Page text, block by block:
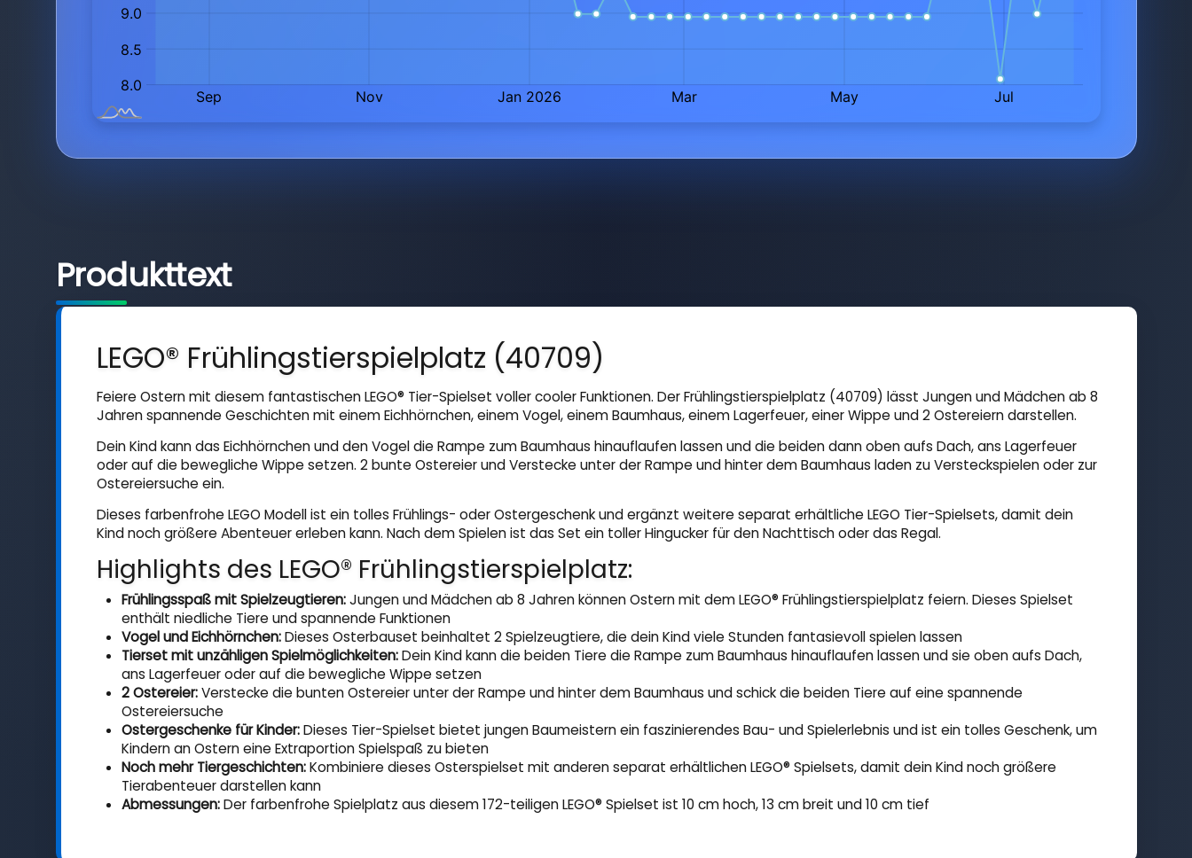
Produkttext
LEGO® Frühlingstierspielplatz (40709)
Feiere Ostern mit diesem fantastischen LEGO® Tier-Spielset voller cooler Funktionen. Der Frühlingstierspielplatz (40709) lässt Jungen und Mädchen ab 8
Jahren spannende Geschichten mit einem Eichhörnchen, einem Vogel, einem Baumhaus, einem Lagerfeuer, einer Wippe und 2 Ostereiern darstellen.
Dein Kind kann das Eichhörnchen und den Vogel die Rampe zum Baumhaus hinauflaufen lassen und die beiden dann oben aufs Dach, ans Lagerfeuer
oder auf die bewegliche Wippe setzen. 2 bunte Ostereier und Verstecke unter der Rampe und hinter dem Baumhaus laden zu Versteckspielen oder zur
Ostereiersuche ein.
Dieses farbenfrohe LEGO Modell ist ein tolles Frühlings- oder Ostergeschenk und ergänzt weitere separat erhältliche LEGO Tier-Spielsets, damit dein
Kind noch größere Abenteuer erleben kann. Nach dem Spielen ist das Set ein toller Hingucker für den Nachttisch oder das Regal.
Highlights des LEGO® Frühlingstierspielplatz:
Frühlingsspaß mit Spielzeugtieren:Jungen und Mädchen ab 8 Jahren können Ostern mit dem LEGO® Frühlingstierspielplatz feiern. Dieses Spielset
enthält niedliche Tiere und spannende Funktionen
Vogel und Eichhörnchen:Dieses Osterbauset beinhaltet 2 Spielzeugtiere, die dein Kind viele Stunden fantasievoll spielen lassen
Tierset mit unzähligen Spielmöglichkeiten:Dein Kind kann die beiden Tiere die Rampe zum Baumhaus hinauflaufen lassen und sie oben aufs Dach,
ans Lagerfeuer oder auf die bewegliche Wippe setzen
2 Ostereier:Verstecke die bunten Ostereier unter der Rampe und hinter dem Baumhaus und schick die beiden Tiere auf eine spannende
Ostereiersuche
Ostergeschenke für Kinder:Dieses Tier-Spielset bietet jungen Baumeistern ein faszinierendes Bau- und Spielerlebnis und ist ein tolles Geschenk, um
Kindern an Ostern eine Extraportion Spielspaß zu bieten
Noch mehr Tiergeschichten:Kombiniere dieses Osterspielset mit anderen separat erhältlichen LEGO® Spielsets, damit dein Kind noch größere
Tierabenteuer darstellen kann
Abmessungen:Der farbenfrohe Spielplatz aus diesem 172-teiligen LEGO® Spielset ist 10 cm hoch, 13 cm breit und 10 cm tief